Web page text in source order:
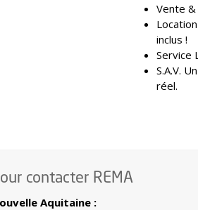
Vente
inclus !
Service
S.A.V.
réel.
contacter REMA
Aquitaine :